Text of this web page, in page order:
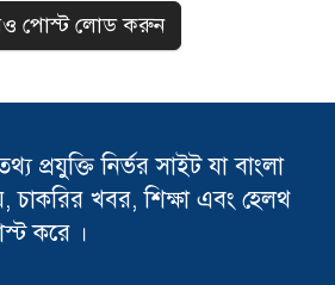
পোস্ট লোড করুন
প্রযুক্তি নির্ভর সাইট যা বাংলা
চাকরির খবর, শিক্ষা এবং হেলথ
করে ।